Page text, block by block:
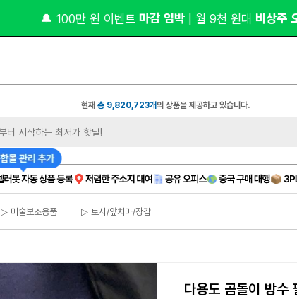
🔔 100만 원 이벤트 마감 임박 | 월 9천 원대 비상주 오피스
현재총 9,820,723개의 상품을 제공하고 있습니다.
▷ 미술보조용품 ▷ 토시/앞치마/장갑
다용도 곰돌이 방수